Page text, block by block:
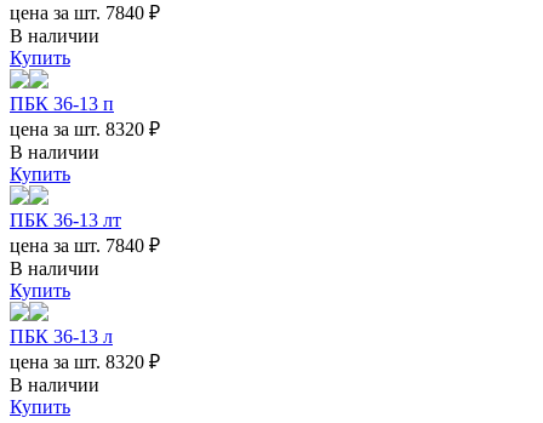
цена за шт. 7840 ₽
В наличии
Купить
ПБК 36-13 п
цена за шт. 8320 ₽
В наличии
Купить
ПБК 36-13 лт
цена за шт. 7840 ₽
В наличии
Купить
ПБК 36-13 л
цена за шт. 8320 ₽
В наличии
Купить